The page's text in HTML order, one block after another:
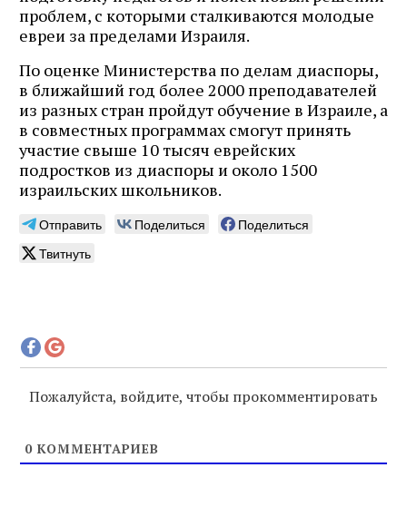
проблем, с которыми сталкиваются молодые
евреи за пределами Израиля.
По оценке Министерства по делам диаспоры,
в ближайший год более 2000 преподавателей
из разных стран пройдут обучение в Израиле, а
в совместных программах смогут принять
участие свыше 10 тысяч еврейских
подростков из диаспоры и около 1500
израильских школьников.
Отправить Поделиться
Поделиться
Твитнуть
Пожалуйста, войдите, чтобы прокомментировать
0 КОММЕНТАРИЕВ
Журнал ЛЕХАИМ в вашем
email
Подпишитесь на рассылку журнала ЛЕХАИМ и получайте
Подписаться